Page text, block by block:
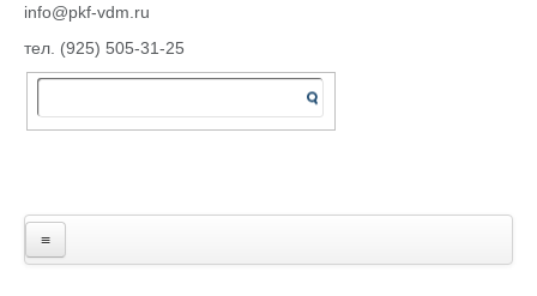
info@pkf-vdm.ru
тел. (925) 505-31-25
≡
Главная